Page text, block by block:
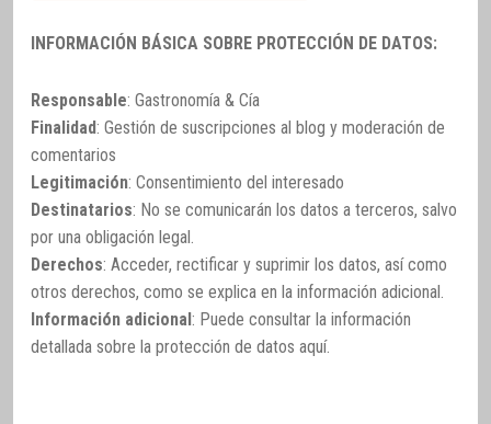
INFORMACIÓN BÁSICA SOBRE PROTECCIÓN DE DATOS:
Responsable: Gastronomía & Cía
Finalidad: Gestión de suscripciones al blog y moderación de
comentarios
Legitimación: Consentimiento del interesado
Destinatarios: No se comunicarán los datos a terceros, salvo
por una obligación legal.
Derechos: Acceder, rectificar y suprimir los datos, así como
otros derechos, como se explica en la información adicional.
Información adicional : Puede consultar la información
detallada sobre la protección de datos aquí.